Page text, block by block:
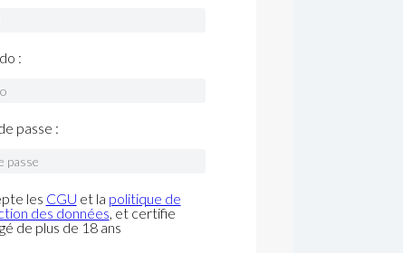
:
passe :
les CGU et la politique de
des données, et certifie
de plus de 18 ans